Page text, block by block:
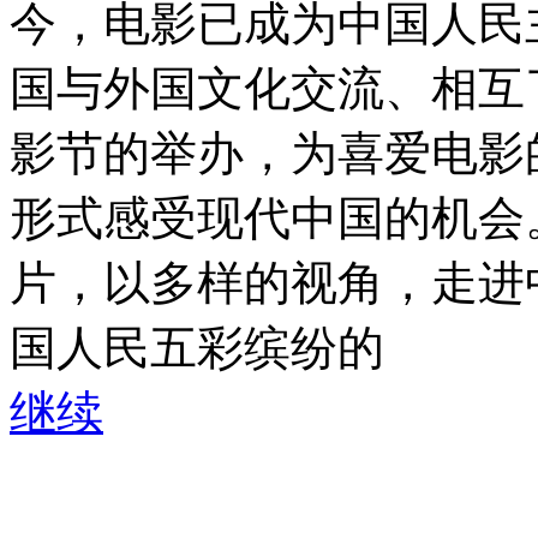
今，电影已成为中国人
国与外国文化交流、相
影节的举办，为喜爱电
形式感受现代中国的机
片，以多样的视角，走
国人民五彩缤纷的
继续